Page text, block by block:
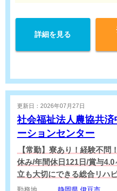
当社では、業務を
ち」を明確な基準
独り立ちの要件を
の月給より一律
（年次に関わらず
【各種制度】
・エックス線作業
詳細を見る
更新日：2026年07月27日
社会福祉法人農協共
ーションセンター
【常勤】寮あり！経験不問
休み/年間休日121日/賞与
立も大切にできる総合リハ